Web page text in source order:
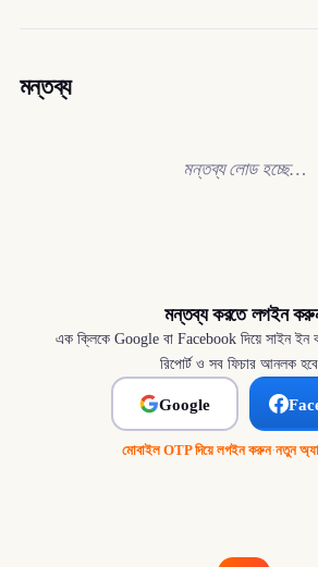
মন্তব্য
মন্তব্য লোড হচ্ছে…
মন্তব্য করতে লগইন
এক ক্লিকে Google বা Facebook দিয়ে সাইন ইন
রিপোর্ট ও সব ফিচার আনলক
Google
মোবাইল OTP দিয়ে লগইন করুন·নতুন